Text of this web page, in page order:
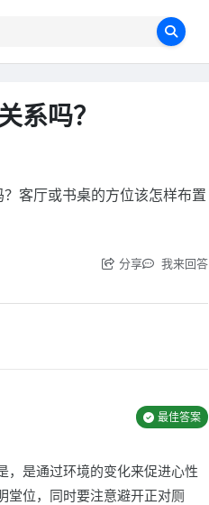
系吗？
客厅或书桌的方位该怎样布置
分享 我来回答
最佳答案
，是通过环境的变化来促进心性
堂位，同时要注意避开正对厕